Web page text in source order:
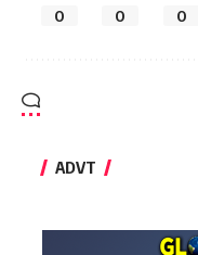
0 0 0
ADVT